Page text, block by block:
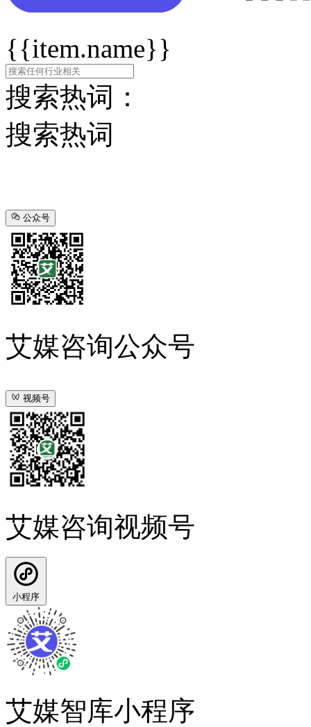
{{item.name}}
搜索热词：
搜索热词
公众号
艾媒咨询公众号
视频号
艾媒咨询视频号
小程序
艾媒智库小程序